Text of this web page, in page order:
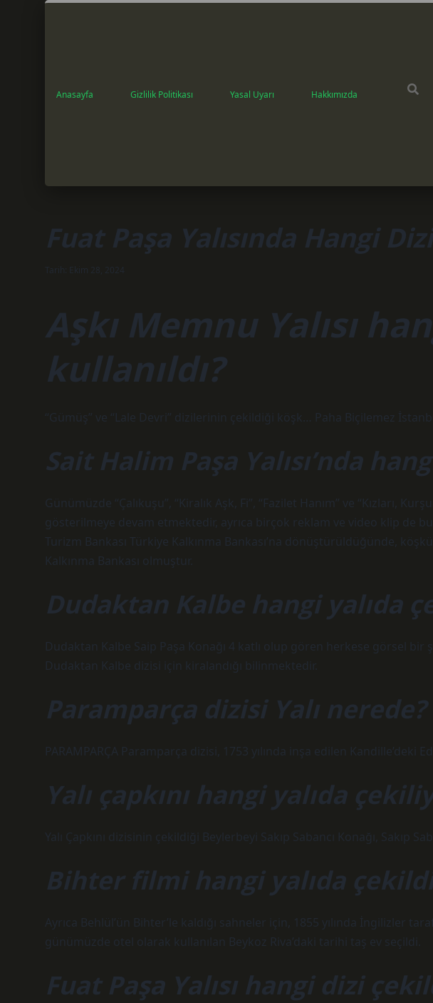
Anasayfa Gizlilik Politikası Yasal Uyarı Hakkımızda
Fuat Paşa Yalısında Hangi
Tarih: Ekim 28, 2024
Aşkı Memnu Yalısı
kullanıldı?
“Gümüş” ve “Lale Devri” dizilerinin çekildiği köşk… Paha Biçilemez
Sait Halim Paşa Yalısı’nda
Günümüzde “Çalıkuşu”, “Kiralık Aşk, Fi”, “Fazilet Hanım” ve “Kızları,
gösterilmeye devam etmektedir, ayrıca birçok reklam ve video klip de
Turizm Bankası Türkiye Kalkınma Bankası’na dönüştürüldüğünde,
Kalkınma Bankası olmuştur.
Dudaktan Kalbe hangi yalıda
Dudaktan Kalbe Saip Paşa Konağı 4 katlı olup gören herkese görsel bir
Dudaktan Kalbe dizisi için kiralandığı bilinmektedir.
Paramparça dizisi Yalı nerede?
PARAMPARÇA Paramparça dizisi, 1753 yılında inşa edilen Kandille’deki
Yalı çapkını hangi yalıda
Yalı Çapkını dizisinin çekildiği Beylerbeyi Sakıp Sabancı Konağı, Sakıp
Bihter filmi hangi yalıda
Ayrıca Behlül’ün Bihter’le kaldığı sahneler için, 1855 yılında İngilizler
günümüzde otel olarak kullanılan Beykoz Riva’daki tarihi taş ev seçildi.
Fuat Paşa Yalısı hangi dizi